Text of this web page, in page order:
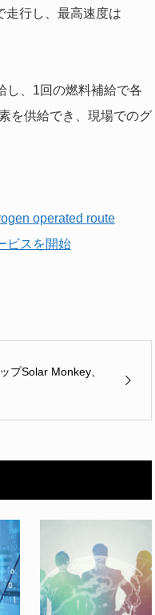
走行し、最高速度は
し、1回の燃料補給で各
を供給でき、現場でのグ
operated route
ビスを開始
プSolar Monkey、